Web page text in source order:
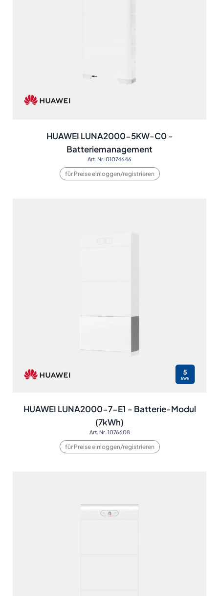
HUAWEI LUNA2000-5KW-C0 -
Batteriemanagement
Art. Nr. 01074646
für Preise einloggen/registrieren
HUAWEI LUNA2000-7-E1 - Batterie-Modul
(7kWh)
Art. Nr. 1076608
für Preise einloggen/registrieren